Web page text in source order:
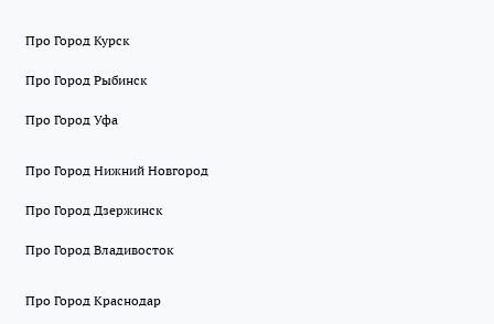
Про Город Курск
Про Город Рыбинск
Про Город Уфа
Про Город Нижний Новгород
Про Город Дзержинск
Про Город Владивосток
Про Город Краснодар